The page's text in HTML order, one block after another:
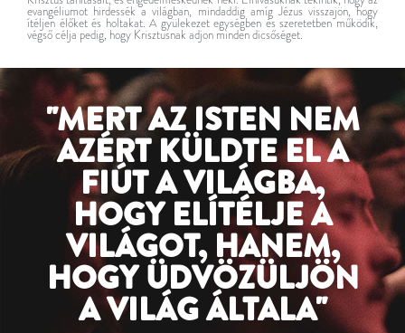
evangéliumot hirdessék a világban, mindaddig amíg Jézus visszajön, hogy
ítéljen élőket és holtakat. A gyülekezet egységben és szeretetben működik,
végső célja pedig, hogy Krisztusnak adjon minden dicsőséget.
"MERT AZ ISTEN NEM
AZÉRT KÜLDTE EL A
FIÚT A VILÁGBA,
HOGY ELÍTÉLJE A
VILÁGOT, HANEM,
HOGY ÜDVÖZÜLJÖN
A VILÁG ÁLTALA"